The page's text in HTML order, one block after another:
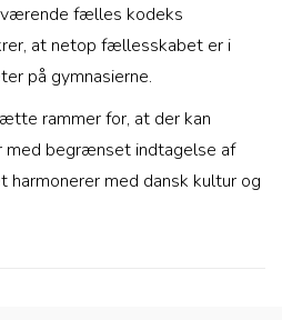
fælles kodeks
at netop fællesskabet er i
på gymnasierne.
rammer for, at der kan
med begrænset indtagelse af
harmonerer med dansk kultur og